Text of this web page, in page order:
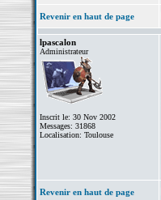
Revenir en haut de page
lpascalon
Administrateur
Inscrit le: 30 Nov 2002
Messages: 31868
Localisation: Toulouse
Revenir en haut de page